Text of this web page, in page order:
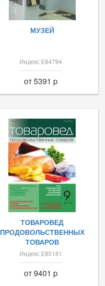
МУЗЕЙ
Индекс Е84794
от 5391 p
ТОВАРОВЕД
ПРОДОВОЛЬСТВЕННЫХ
ТОВАРОВ
Индекс Е85181
от 9401 p